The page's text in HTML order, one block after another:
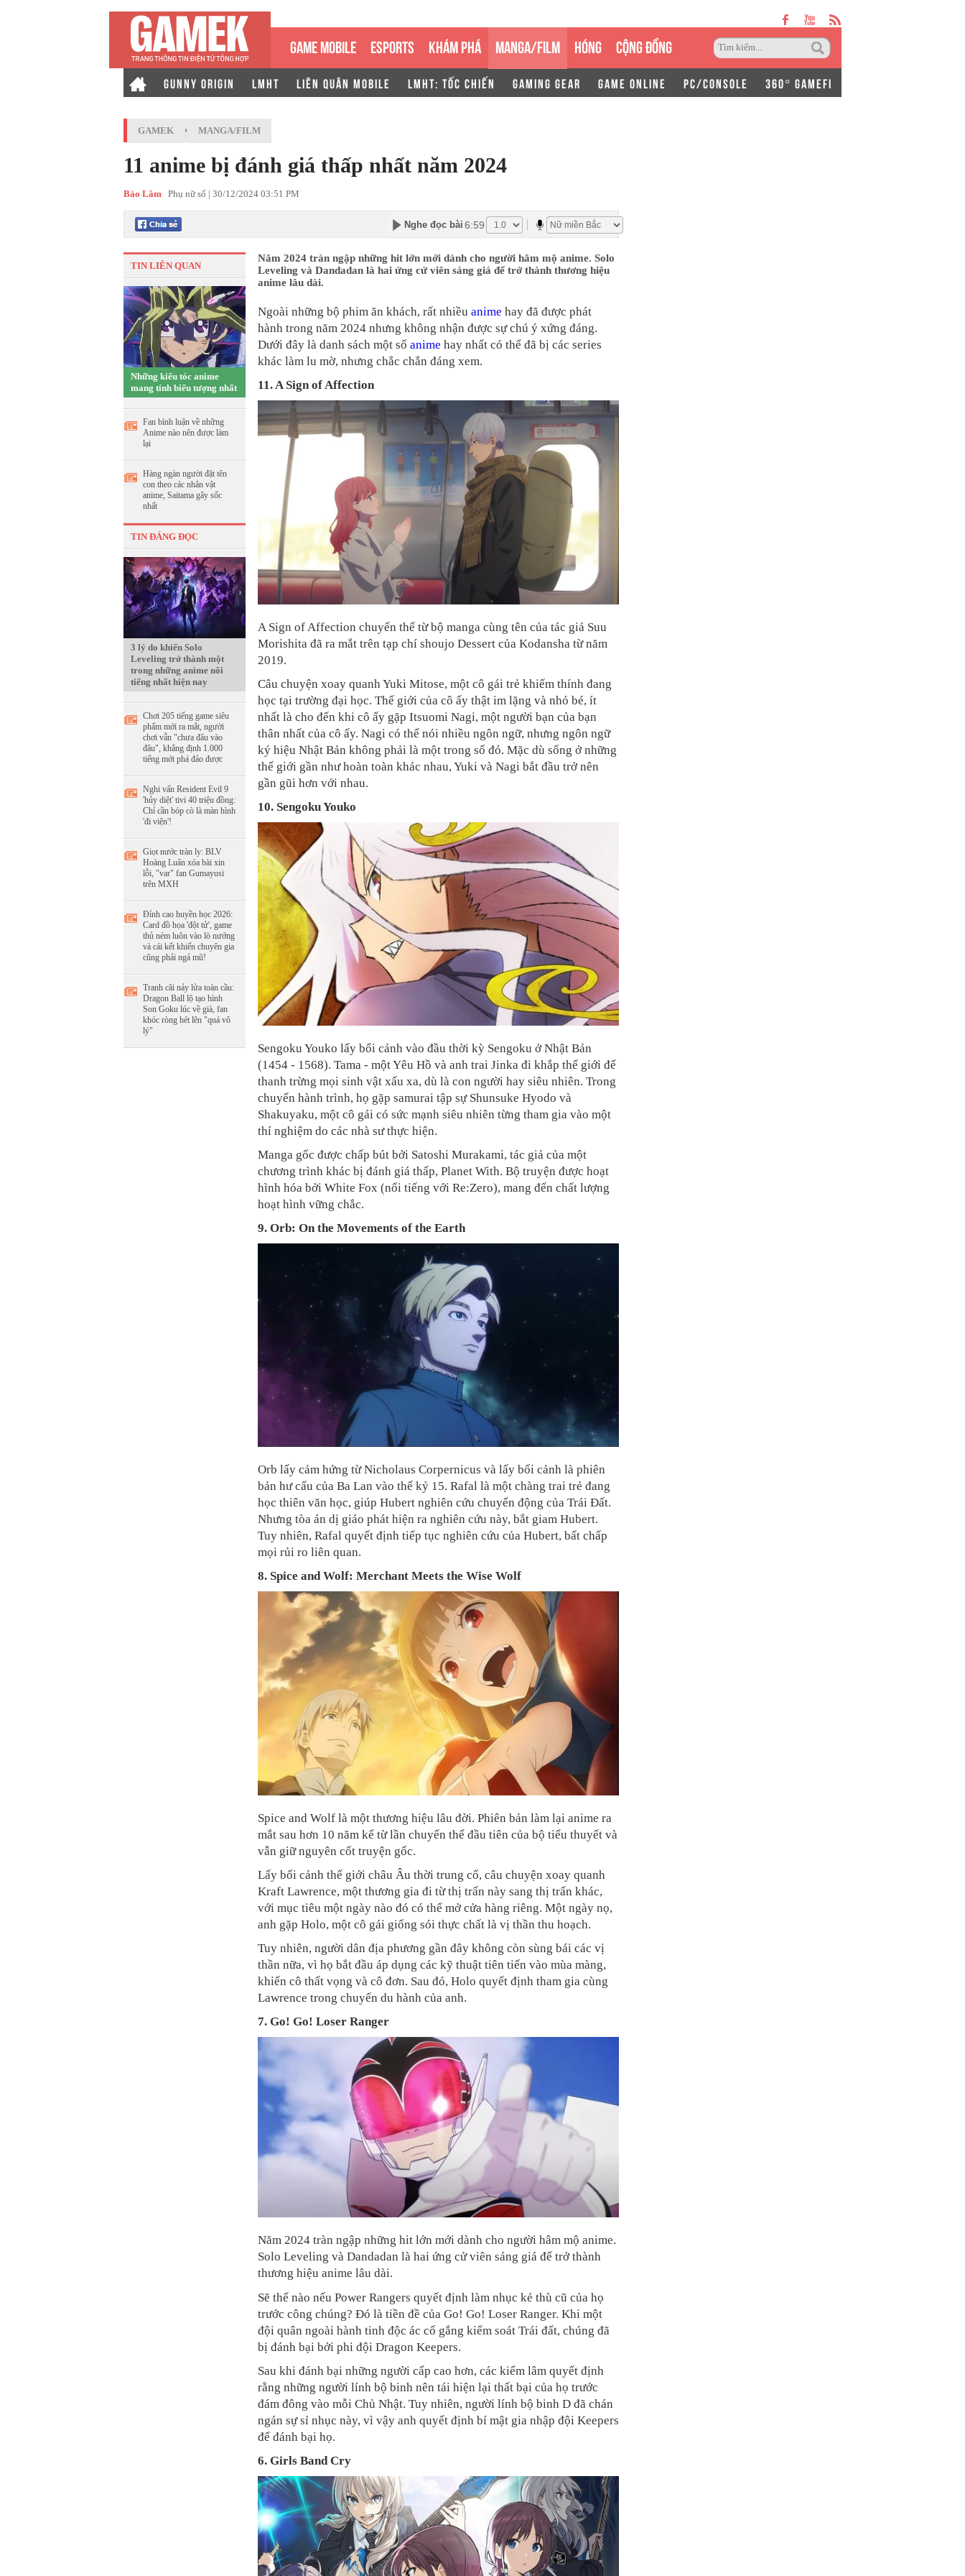
GAME MOBILE ESPORTS KHÁM PHÁ MANGA/FILM HÓNG CỘNG ĐỒNG
GUNNY ORIGIN LMHT LIÊN QUÂN MOBILE LMHT: TỐC CHIẾN GAMING GEAR GAME ONLINE PC/CONSOLE 360° GAMEFI
GAMEK › MANGA/FILM
11 anime bị đánh giá thấp nhất năm 2024
Bảo Lâm Phụ nữ số | 30/12/2024 03:51 PM
Nghe đọc bài 6:59
TIN LIÊN QUAN
Những kiểu tóc anime
mang tính biểu tượng nhất
Fan bình luận về những
Anime nào nên được làm
lại
Hàng ngàn người đặt tên
con theo các nhân vật
anime, Saitama gây sốc
nhất
TIN ĐÁNG ĐỌC
3 lý do khiến Solo
Leveling trở thành một
trong những anime nổi
tiếng nhất hiện nay
Chơi 205 tiếng game siêu
phẩm mới ra mắt, người
chơi vẫn "chưa đâu vào
đâu", khẳng định 1.000
tiếng mới phá đảo được
Nghi vấn Resident Evil 9
'hủy diệt' tivi 40 triệu đồng:
Chỉ cần bóp cò là màn hình
'đi viện'!
Giọt nước tràn ly: BLV
Hoàng Luân xóa bài xin
lỗi, "var" fan Gumayusi
trên MXH
Đỉnh cao huyền học 2026:
Card đồ họa 'đột tử', game
thủ ném luôn vào lò nướng
và cái kết khiến chuyên gia
cũng phải ngả mũ!
Tranh cãi nảy lửa toàn cầu:
Dragon Ball lộ tạo hình
Son Goku lúc về già, fan
khóc ròng hét lên "quá vô
lý"
Năm 2024 tràn ngập những hit lớn mới dành cho người hâm mộ anime. Solo
Leveling và Dandadan là hai ứng cử viên sáng giá để trở thành thương hiệu
anime lâu dài.
Ngoài những bộ phim ăn khách, rất nhiều anime hay đã được phát
hành trong năm 2024 nhưng không nhận được sự chú ý xứng đáng.
Dưới đây là danh sách một số anime hay nhất có thể đã bị các series
khác làm lu mờ, nhưng chắc chắn đáng xem.
11. A Sign of Affection
A Sign of Affection chuyển thể từ bộ manga cùng tên của tác giả Suu
Morishita đã ra mắt trên tạp chí shoujo Dessert của Kodansha từ năm
2019.
Câu chuyện xoay quanh Yuki Mitose, một cô gái trẻ khiếm thính đang
học tại trường đại học. Thế giới của cô ấy thật im lặng và nhỏ bé, ít
nhất là cho đến khi cô ấy gặp Itsuomi Nagi, một người bạn của bạn
thân nhất của cô ấy. Nagi có thể nói nhiều ngôn ngữ, nhưng ngôn ngữ
ký hiệu Nhật Bản không phải là một trong số đó. Mặc dù sống ở những
thế giới gần như hoàn toàn khác nhau, Yuki và Nagi bắt đầu trở nên
gần gũi hơn với nhau.
10. Sengoku Youko
Sengoku Youko lấy bối cảnh vào đầu thời kỳ Sengoku ở Nhật Bản
(1454 - 1568). Tama - một Yêu Hồ và anh trai Jinka đi khắp thế giới để
thanh trừng mọi sinh vật xấu xa, dù là con người hay siêu nhiên. Trong
chuyến hành trình, họ gặp samurai tập sự Shunsuke Hyodo và
Shakuyaku, một cô gái có sức mạnh siêu nhiên từng tham gia vào một
thí nghiệm do các nhà sư thực hiện.
Manga gốc được chấp bút bởi Satoshi Murakami, tác giả của một
chương trình khác bị đánh giá thấp, Planet With. Bộ truyện được hoạt
hình hóa bởi White Fox (nổi tiếng với Re:Zero), mang đến chất lượng
hoạt hình vững chắc.
9. Orb: On the Movements of the Earth
Orb lấy cảm hứng từ Nicholaus Corpernicus và lấy bối cảnh là phiên
bản hư cấu của Ba Lan vào thế kỷ 15. Rafal là một chàng trai trẻ đang
học thiên văn học, giúp Hubert nghiên cứu chuyển động của Trái Đất.
Nhưng tòa án dị giáo phát hiện ra nghiên cứu này, bắt giam Hubert.
Tuy nhiên, Rafal quyết định tiếp tục nghiên cứu của Hubert, bất chấp
mọi rủi ro liên quan.
8. Spice and Wolf: Merchant Meets the Wise Wolf
Spice and Wolf là một thương hiệu lâu đời. Phiên bản làm lại anime ra
mắt sau hơn 10 năm kể từ lần chuyển thể đầu tiên của bộ tiểu thuyết và
vẫn giữ nguyên cốt truyện gốc.
Lấy bối cảnh thế giới châu Âu thời trung cổ, câu chuyện xoay quanh
Kraft Lawrence, một thương gia đi từ thị trấn này sang thị trấn khác,
với mục tiêu một ngày nào đó có thể mở cửa hàng riêng. Một ngày nọ,
anh gặp Holo, một cô gái giống sói thực chất là vị thần thu hoạch.
Tuy nhiên, người dân địa phương gần đây không còn sùng bái các vị
thần nữa, vì họ bắt đầu áp dụng các kỹ thuật tiên tiến vào mùa màng,
khiến cô thất vọng và cô đơn. Sau đó, Holo quyết định tham gia cùng
Lawrence trong chuyến du hành của anh.
7. Go! Go! Loser Ranger
Năm 2024 tràn ngập những hit lớn mới dành cho người hâm mộ anime.
Solo Leveling và Dandadan là hai ứng cử viên sáng giá để trở thành
thương hiệu anime lâu dài.
Sẽ thế nào nếu Power Rangers quyết định làm nhục kẻ thù cũ của họ
trước công chúng? Đó là tiền đề của Go! Go! Loser Ranger. Khi một
đội quân ngoài hành tinh độc ác cố gắng kiểm soát Trái đất, chúng đã
bị đánh bại bởi phi đội Dragon Keepers.
Sau khi đánh bại những người cấp cao hơn, các kiểm lâm quyết định
rằng những người lính bộ binh nên tái hiện lại thất bại của họ trước
đám đông vào mỗi Chủ Nhật. Tuy nhiên, người lính bộ binh D đã chán
ngán sự sỉ nhục này, vì vậy anh quyết định bí mật gia nhập đội Keepers
để đánh bại họ.
6. Girls Band Cry